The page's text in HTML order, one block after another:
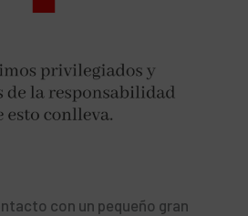
con un pequeño gran